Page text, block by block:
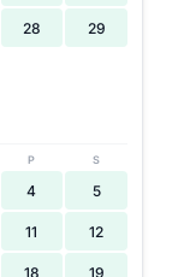
28 29
P S
4 5
11 12
18 19